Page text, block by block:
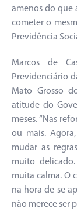
amenos do que
cometer o
Previdência
Marcos de
Previdenciário
Mato Grosso
atitude do
meses. “Nas
ou mais.
mudar as
muito
muita calma. O
na hora de se
não merece ser